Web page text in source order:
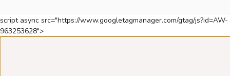
script async src="https://www.googletagmanager.com/gtag/js?id=AW-
963253628">